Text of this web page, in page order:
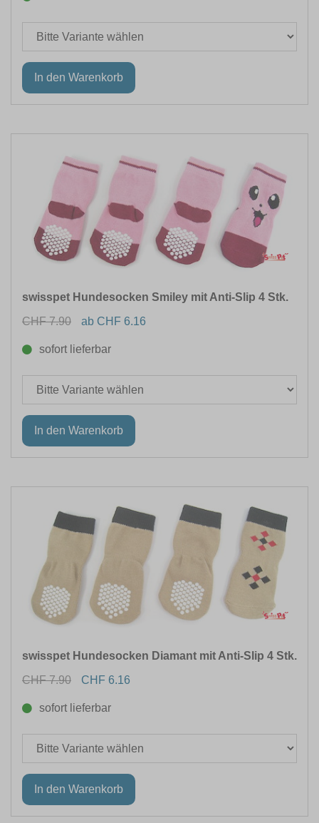
swisspet Hundesocken Smiley mit Anti-Slip 4 Stk.
CHF 7.90
ab CHF 6.16
sofort lieferbar
swisspet Hundesocken Diamant mit Anti-Slip 4 Stk.
CHF 7.90
CHF 6.16
sofort lieferbar